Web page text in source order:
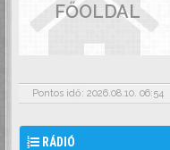
FŐOLDAL
Pontos idő: 2026.08.10. 06:54
RÁDIÓ